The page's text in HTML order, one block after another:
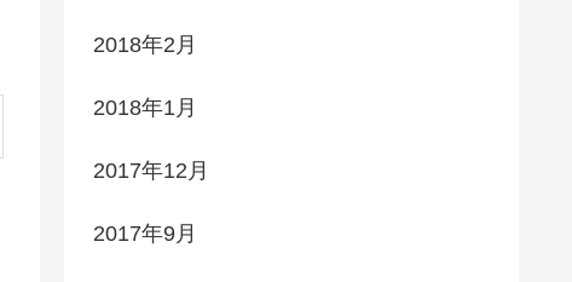
2018年2月
2018年1月
2017年12月
2017年9月